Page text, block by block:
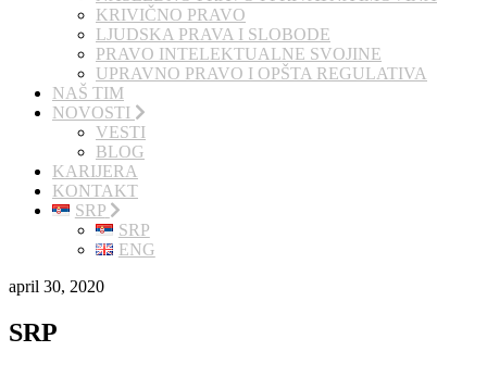
KRIVIČNO PRAVO
LJUDSKA PRAVA I SLOBODE
PRAVO INTELEKTUALNE SVOJINE
UPRAVNO PRAVO I OPŠTA REGULATIVA
NAŠ TIM
NOVOSTI
VESTI
BLOG
KARIJERA
KONTAKT
SRP
SRP
ENG
april 30, 2020
SRP